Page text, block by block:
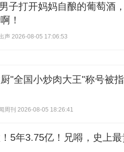
男子打开妈妈自酿的葡萄酒
！
声 2026-08-05 17:06:53
"全国小炒肉大王"称号被
周刊 2026-08-05 18:26:41
5年3.75亿！兄嘚，史上最